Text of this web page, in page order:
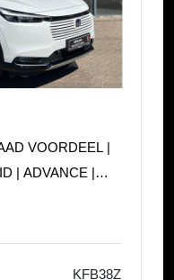
VOORDEEL |
| ADVANCE |
| ELEKTR
|
KFB38Z